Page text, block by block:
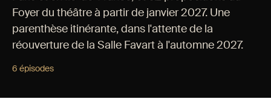
Foyer du théâtre à partir de janvier 2027. Une
parenthèse itinérante, dans l'attente de la
réouverture de la Salle Favart à l'automne 2027.
6 épisodes